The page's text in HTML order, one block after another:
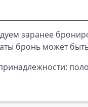
заранее
бронь может